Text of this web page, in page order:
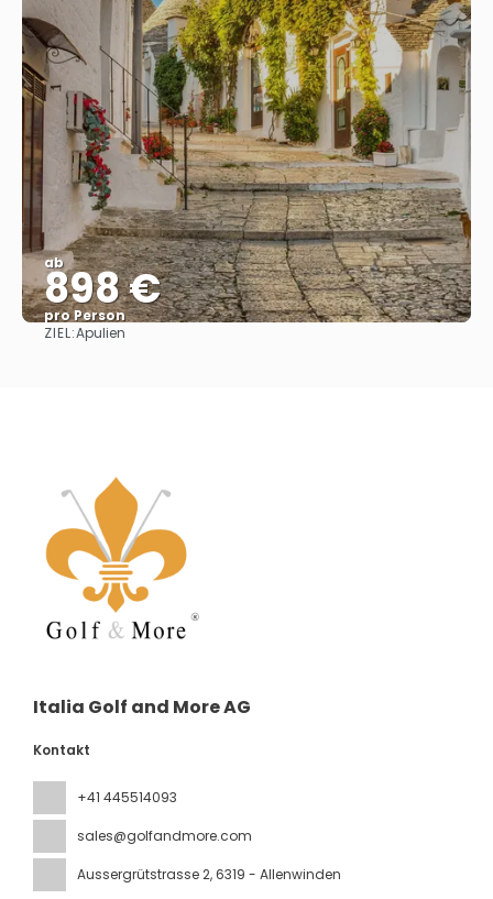
ab
898 €
pro Person
ZIEL:Apulien
Italia Golf and More AG
Kontakt
+41 445514093
sales@golfandmore.com
Aussergrütstrasse 2, 6319 - Allenwinden